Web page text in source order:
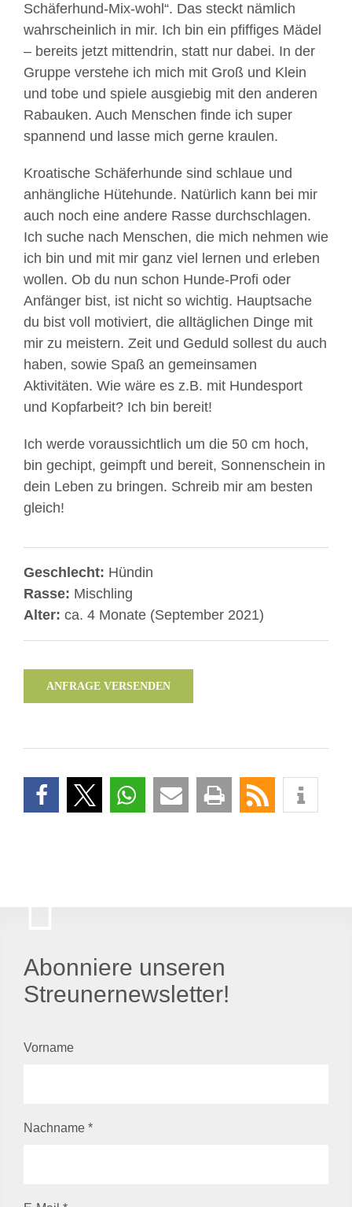
Schäferhund-Mix-wohl“. Das steckt nämlich
wahrscheinlich in mir. Ich bin ein pfiffiges Mädel
– bereits jetzt mittendrin, statt nur dabei. In der
Gruppe verstehe ich mich mit Groß und Klein
und tobe und spiele ausgiebig mit den anderen
Rabauken. Auch Menschen finde ich super
spannend und lasse mich gerne kraulen.
Kroatische Schäferhunde sind schlaue und
anhängliche Hütehunde. Natürlich kann bei mir
auch noch eine andere Rasse durchschlagen.
Ich suche nach Menschen, die mich nehmen wie
ich bin und mit mir ganz viel lernen und erleben
wollen. Ob du nun schon Hunde-Profi oder
Anfänger bist, ist nicht so wichtig. Hauptsache
du bist voll motiviert, die alltäglichen Dinge mit
mir zu meistern. Zeit und Geduld sollest du auch
haben, sowie Spaß an gemeinsamen
Aktivitäten. Wie wäre es z.B. mit Hundesport
und Kopfarbeit? Ich bin bereit!
Ich werde voraussichtlich um die 50 cm hoch,
bin gechipt, geimpft und bereit, Sonnenschein in
dein Leben zu bringen. Schreib mir am besten
gleich!
Geschlecht: Hündin
Rasse: Mischling
Alter: ca. 4 Monate (September 2021)
ANFRAGE VERSENDEN
Abonniere unseren
Streunernewsletter!
Vorname
Nachname *